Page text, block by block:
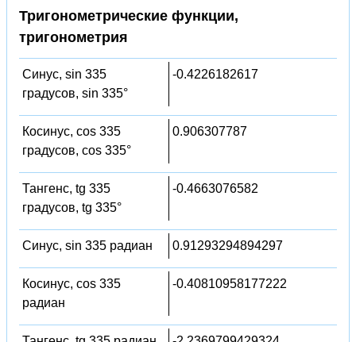
Тригонометрические функции,
тригонометрия
Синус, sin 335
градусов, sin 335°
-0.4226182617
Косинус, cos 335
градусов, cos 335°
0.906307787
Тангенс, tg 335
градусов, tg 335°
-0.4663076582
Синус, sin 335 радиан 0.91293294894297
Косинус, cos 335
радиан
-0.40810958177222